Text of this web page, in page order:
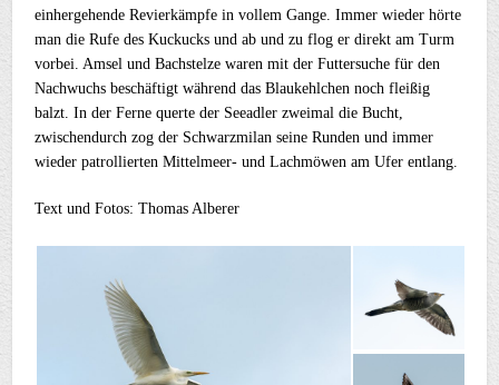
einhergehende Revierkämpfe in vollem Gange. Immer wieder hörte
man die Rufe des Kuckucks und ab und zu flog er direkt am Turm
vorbei. Amsel und Bachstelze waren mit der Futtersuche für den
Nachwuchs beschäftigt während das Blaukehlchen noch fleißig
balzt. In der Ferne querte der Seeadler zweimal die Bucht,
zwischendurch zog der Schwarzmilan seine Runden und immer
wieder patrollierten Mittelmeer- und Lachmöwen am Ufer entlang.
Text und Fotos: Thomas Alberer